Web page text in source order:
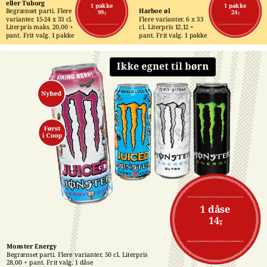
1 pakke
99,-
eller Tuborg
Begrænset parti. Flere
varianter. 15-24 x 33 cl.
Literpris maks. 20,00 +
pant. Frit valg. 1 pakke
1 pakke
24,-
Harboe øl
Flere varianter. 6 x 33
cl. Literpris 12,12 +
pant. Frit valg. 1 pakke
1 dåse
14,-
Monster Energy
Begrænset parti. Flere varianter. 50 cl. Literpris
28,00 + pant. Frit valg. 1 dåse